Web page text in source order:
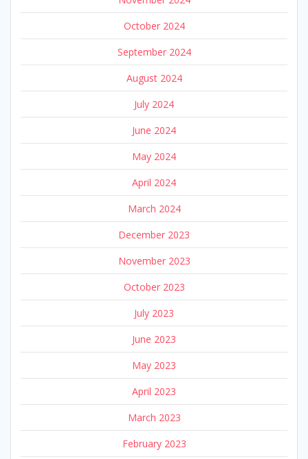
October 2024
September 2024
August 2024
July 2024
June 2024
May 2024
April 2024
March 2024
December 2023
November 2023
October 2023
July 2023
June 2023
May 2023
April 2023
March 2023
February 2023